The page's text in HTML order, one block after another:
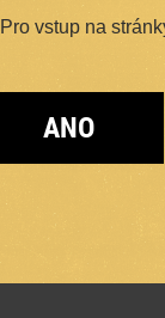
Pro vstup na
ANO